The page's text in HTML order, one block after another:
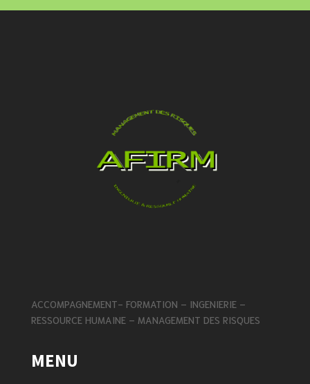
ACCOMPAGNEMENT- FORMATION – INGENIERIE –
RESSOURCE HUMAINE – MANAGEMENT DES RISQUES
MENU